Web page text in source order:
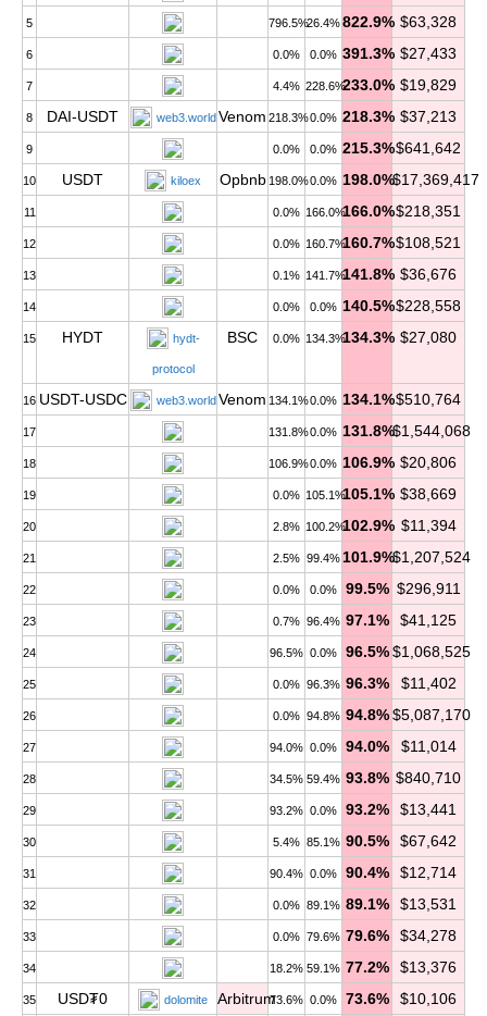
5 796.5%26.4%822.9% $63,328
6 0.0% 0.0% 391.3% $27,433
7 4.4% 228.6%233.0% $19,829
8 DAI-USDT web3.world Venom 218.3%0.0% 218.3% $37,213
9 0.0% 0.0% 215.3%$641,642
10 USDT kiloex Opbnb 198.0%0.0% 198.0%$17,369,417
11 0.0% 166.0%166.0%$218,351
12 0.0% 160.7%160.7%$108,521
13 0.1% 141.7%141.8% $36,676
14 0.0% 0.0% 140.5%$228,558
15 HYDT hydt-
protocol
BSC 0.0% 134.3%134.3% $27,080
16 USDT-USDC web3.world Venom 134.1%0.0% 134.1%$510,764
17 131.8%0.0% 131.8%$1,544,068
18 106.9%0.0% 106.9% $20,806
19 0.0% 105.1%105.1% $38,669
20 2.8% 100.2%102.9% $11,394
21 2.5% 99.4% 101.9%$1,207,524
22 0.0% 0.0% 99.5% $296,911
23 0.7% 96.4% 97.1% $41,125
24 96.5% 0.0% 96.5% $1,068,525
25 0.0% 96.3% 96.3% $11,402
26 0.0% 94.8% 94.8% $5,087,170
27 94.0% 0.0% 94.0% $11,014
28 34.5% 59.4% 93.8% $840,710
29 93.2% 0.0% 93.2% $13,441
30 5.4% 85.1% 90.5% $67,642
31 90.4% 0.0% 90.4% $12,714
32 0.0% 89.1% 89.1% $13,531
33 0.0% 79.6% 79.6% $34,278
34 18.2% 59.1% 77.2% $13,376
35 USD₮0 dolomite Arbitrum73.6% 0.0% 73.6% $10,106